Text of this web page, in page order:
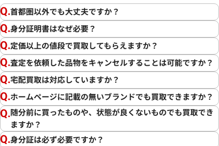
首都圏以外でも大丈夫ですか？
身分証明書はなぜ必要？
定価以上の値段で買取してもらえますか？
査定を依頼した品物をキャンセルすることは可能ですか？
宅配買取は対応していますか？
ホームページに記載の無いブランドでも買取できますか？
随分前に買ったものや、状態が良くないものでも買取でき
ますか？
身分証は必ず必要ですか？